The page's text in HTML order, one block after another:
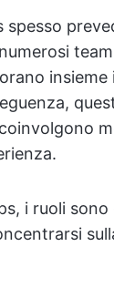
spesso
insieme
i ruoli